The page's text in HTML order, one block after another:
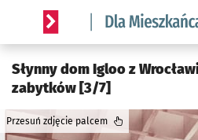
Serwis informacyjny wroclaw.pl
Słynny dom Igloo z
zabytków [3/7]
Przesuń zdjęcie palcem